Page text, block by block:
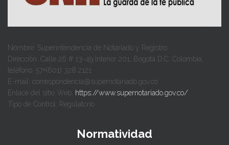
Nombre: Superintendencia de Notariado y Registro
Dirección: Calle 26 # 13-49 Interior 201, Bogotá D.C. Colombia.
teléfono: 57+(601) 328 2121
E-mail: correspondencia@supernotariado.gov.co
Enlace del sitio Web: https://www.supernotariado.gov.co/
Tipo de Control: Regulatorio
Normatividad